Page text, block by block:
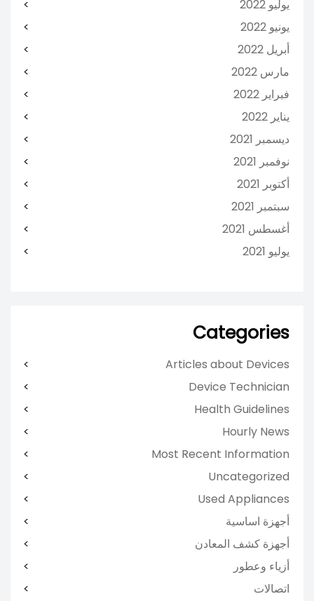
يوليو 2022
يونيو 2022
أبريل 2022
مارس 2022
فبراير 2022
يناير 2022
ديسمبر 2021
نوفمبر 2021
أكتوبر 2021
سبتمبر 2021
أغسطس 2021
يوليو 2021
Categories
Articles about Devices
Device Technician
Health Guidelines
Hourly News
Most Recent Information
Uncategorized
Used Appliances
أجهزة اساسية
أجهزة كشف المعادن
أزياء وعطور
اتصالات